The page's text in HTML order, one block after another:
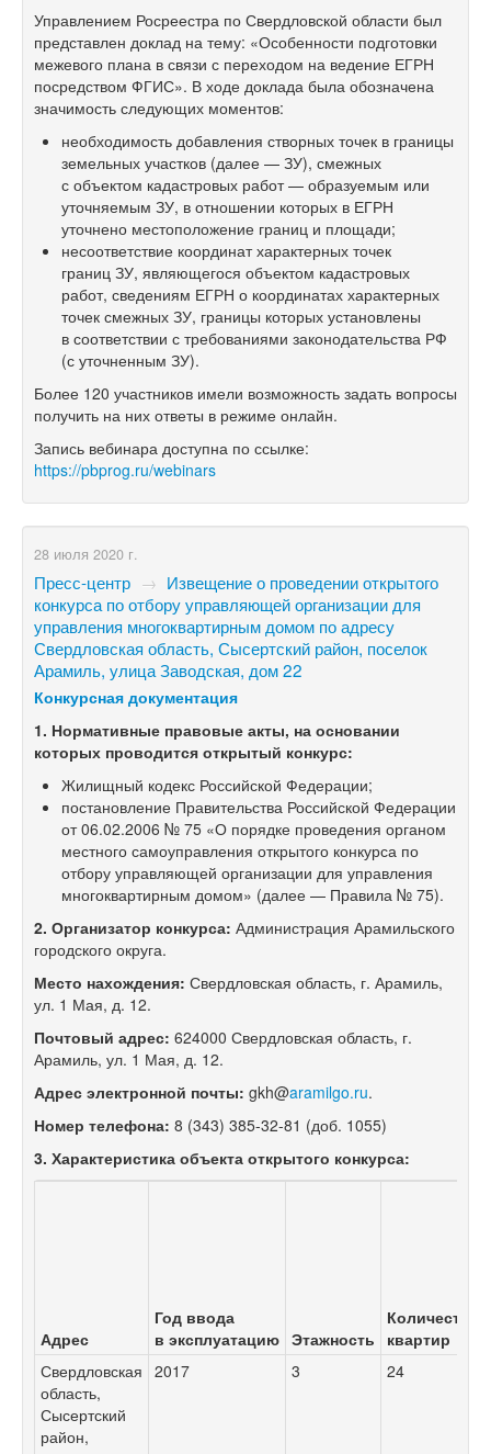
Управлением Росреестра по Свердловской области был
представлен доклад на тему: «Особенности подготовки
межевого плана в связи с переходом на ведение ЕГРН
посредством ФГИС». В ходе доклада была обозначена
значимость следующих моментов:
необходимость добавления створных точек в границы
земельных участков (далее — ЗУ), смежных
с объектом кадастровых работ — образуемым или
уточняемым ЗУ, в отношении которых в ЕГРН
уточнено местоположение границ и площади;
несоответствие координат характерных точек
границ ЗУ, являющегося объектом кадастровых
работ, сведениям ЕГРН о координатах характерных
точек смежных ЗУ, границы которых установлены
в соответствии с требованиями законодательства РФ
(с уточненным ЗУ).
Более 120 участников имели возможность задать вопросы
получить на них ответы в режиме онлайн.
Запись вебинара доступна по ссылке:
https://pbprog.ru/webinars
28 июля 2020 г.
Пресс-центр → Извещение о проведении открытого
конкурса по отбору управляющей организации для
управления многоквартирным домом по адресу
Свердловская область, Сысертский район, поселок
Арамиль, улица Заводская, дом 22
Конкурсная документация
1. Нормативные правовые акты, на основании
которых проводится открытый конкурс:
Жилищный кодекс Российской Федерации;
постановление Правительства Российской Федерации
от 06.02.2006 № 75 «О порядке проведения органом
местного самоуправления открытого конкурса по
отбору управляющей организации для управления
многоквартирным домом» (далее — Правила № 75).
2. Организатор конкурса: Администрация Арамильского
городского округа.
Место нахождения: Свердловская область, г. Арамиль,
ул. 1 Мая, д. 12.
Почтовый адрес: 624000 Свердловская область, г.
Арамиль, ул. 1 Мая, д. 12.
Адрес электронной почты: gkh@aramilgo.ru.
Номер телефона: 8 (343) 385-32-81 (доб. 1055)
3. Характеристика объекта открытого конкурса:
Адрес
Год ввода
в эксплуатацию Этажность
Количество
квартир
Свердловская
область,
Сысертский
район,
2017 3 24